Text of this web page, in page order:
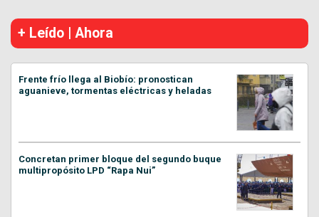
+ Leído | Ahora
Frente frío llega al Biobío: pronostican
aguanieve, tormentas eléctricas y heladas
Concretan primer bloque del segundo buque
multipropósito LPD “Rapa Nui”